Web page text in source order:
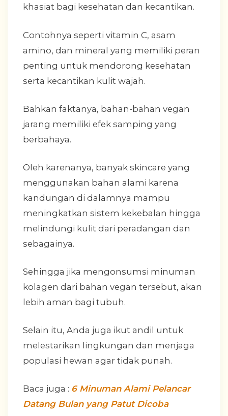
khasiat bagi kesehatan dan kecantikan.
Contohnya seperti vitamin C, asam
amino, dan mineral yang memiliki peran
penting untuk mendorong kesehatan
serta kecantikan kulit wajah.
Bahkan faktanya, bahan-bahan vegan
jarang memiliki efek samping yang
berbahaya.
Oleh karenanya, banyak skincare yang
menggunakan bahan alami karena
kandungan di dalamnya mampu
meningkatkan sistem kekebalan hingga
melindungi kulit dari peradangan dan
sebagainya.
Sehingga jika mengonsumsi minuman
kolagen dari bahan vegan tersebut, akan
lebih aman bagi tubuh.
Selain itu, Anda juga ikut andil untuk
melestarikan lingkungan dan menjaga
populasi hewan agar tidak punah.
Baca juga : 6 Minuman Alami Pelancar
Datang Bulan yang Patut Dicoba